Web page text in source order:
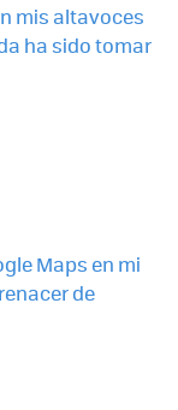
mis altavoces
ha sido tomar
Maps en mi
de